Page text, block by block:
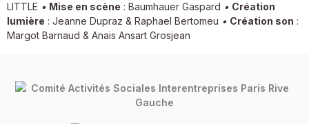
LITTLE • Mise en scène : Baumhauer Gaspard • Création
lumière : Jeanne Dupraz & Raphael Bertomeu • Création son :
Margot Barnaud & Anais Ansart Grosjean